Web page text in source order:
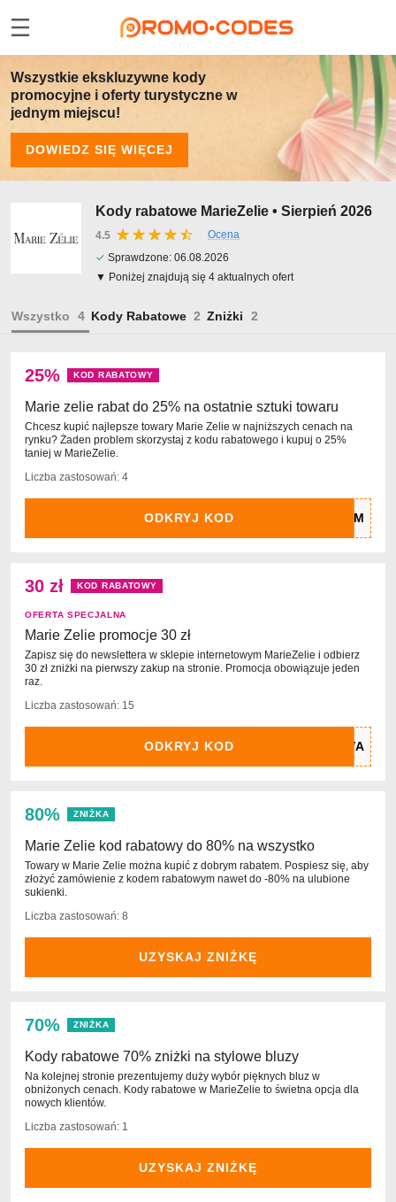
Wszystkie ekskluzywne kody
promocyjne i oferty turystyczne w
jednym miejscu!
DOWIEDZ SIĘ WIĘCEJ
Kody rabatowe MarieZelie • Sierpień 2026
4.5
Ocena
✓ Sprawdzone: 06.08.2026
▼ Poniżej znajdują się 4 aktualnych ofert
Wszystko Kody Rabatowe Zniżki
25% KOD RABATOWY
Marie zelie rabat do 25% na ostatnie sztuki towaru
Chcesz kupić najlepsze towary Marie Zelie w najniższych cenach na
rynku? Żaden problem skorzystaj z kodu rabatowego i kupuj o 25%
taniej w MarieZelie.
Liczba zastosowań: 4
ODKRYJ KOD
30 zł KOD RABATOWY
OFERTA SPECJALNA
Marie Zelie promocje 30 zł
Zapisz się do newslettera w sklepie internetowym MarieZelie i odbierz
30 zł zniżki na pierwszy zakup na stronie. Promocja obowiązuje jeden
raz.
Liczba zastosowań: 15
ODKRYJ KOD
80% ZNIŻKA
Marie Zelie kod rabatowy do 80% na wszystko
Towary w Marie Zelie można kupić z dobrym rabatem. Pospiesz się, aby
złożyć zamówienie z kodem rabatowym nawet do -80% na ulubione
sukienki.
Liczba zastosowań: 8
UZYSKAJ ZNIŻKĘ
70% ZNIŻKA
Kody rabatowe 70% zniżki na stylowe bluzy
Na kolejnej stronie prezentujemy duży wybór pięknych bluz w
obniżonych cenach. Kody rabatowe w MarieZelie to świetna opcja dla
nowych klientów.
Liczba zastosowań: 1
UZYSKAJ ZNIŻKĘ